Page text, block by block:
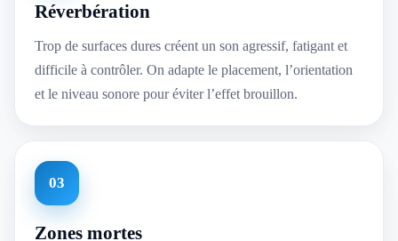
Réverbération
Trop de surfaces dures créent un son agressif, fatigant et
difficile à contrôler. On adapte le placement, l’orientation
et le niveau sonore pour éviter l’effet brouillon.
03
Zones mortes